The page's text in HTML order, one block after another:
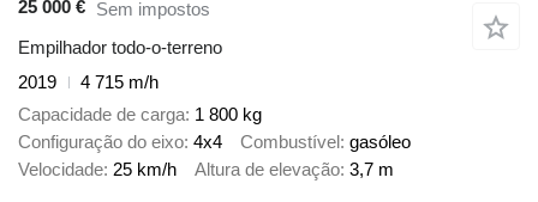
25 000 € Sem impostos
Empilhador todo-o-terreno
2019
4 715 m/h
Capacidade de carga 1 800 kg
Configuração do eixo 4x4 Combustível gasóleo
Velocidade 25 km/h Altura de elevação 3,7 m